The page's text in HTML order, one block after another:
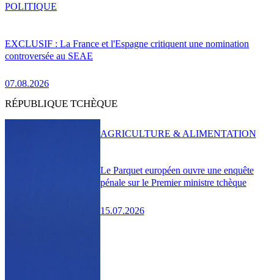
EXCLUSIF : La France et l'Espagne critiquent une nomination
controversée au SEAE
07.08.2026
POLITIQUE
RÉPUBLIQUE TCHÈQUE
Le Parquet européen ouvre une enquête
pénale sur le Premier ministre tchèque
15.07.2026
AGRICULTURE & ALIMENTATION